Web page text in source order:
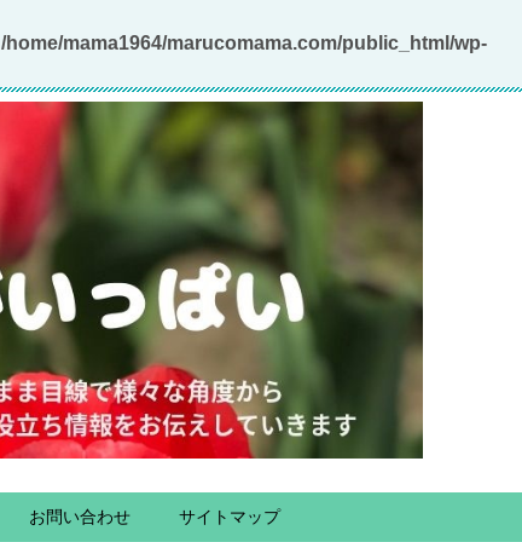
/home/mama1964/marucomama.com/public_html/wp-
お問い合わせ サイトマップ